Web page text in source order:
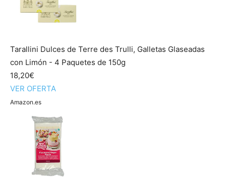
Tarallini Dulces de Terre des Trulli, Galletas Glaseadas
con Limón - 4 Paquetes de 150g
18,20€
VER OFERTA
Amazon.es